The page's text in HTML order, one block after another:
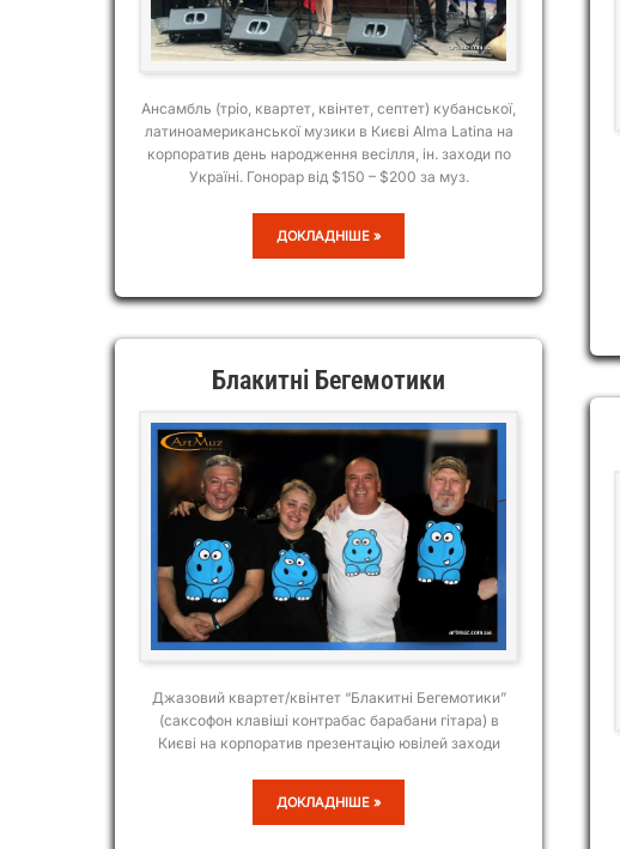
Ансамбль (тріо, квартет, квінтет, септет) кубанської,
латиноамериканської музики в Києві Alma Latina на
корпоратив день народження весілля, ін. заходи по
Україні. Гонорар від $150 – $200 за муз.
ALMA
LATINA
ДОКЛАДНІШЕ »
Блакитні Бегемотики
Джазовий квартет/квінтет “Блакитні Бегемотики”
(саксофон клавіші контрабас барабани гітара) в
Києві на корпоратив презентацію ювілей заходи
БЛАКИТНІ
БЕГЕМОТИКИ
ДОКЛАДНІШЕ »